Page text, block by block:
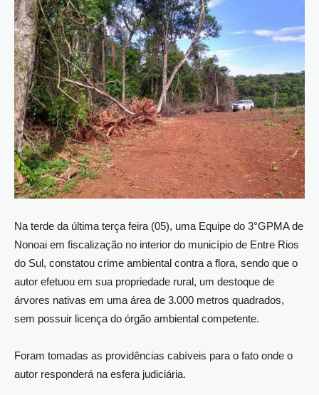
Na terde da última terça feira (05), uma Equipe do 3°GPMA de
Nonoai em fiscalização no interior do município de Entre Rios
do Sul, constatou crime ambiental contra a flora, sendo que o
autor efetuou em sua propriedade rural, um destoque de
árvores nativas em uma área de 3.000 metros quadrados,
sem possuir licença do órgão ambiental competente.
Foram tomadas as providências cabíveis para o fato onde o
autor responderá na esfera judiciária.